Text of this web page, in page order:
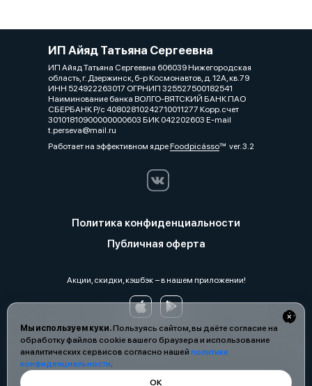
Мы используем куки.Пользуясь сайтом, вы даёте согласие на
обработку файлов cookie вашего браузера и использование
аналитических сервисов согласно нашей политике
конфиденциальности.
ОК
ИП Айяд Татьяна Сергеевна
ИП Айяд Татьяна Сергеевна 606039 Нижегородская
область, г. Дзержинск, б-р Космонавтов, д. 12А, кв.79
ИНН 524922263017 ОГРНИП 325527500182541
Наиминование банка ВОЛГО-ВЯТСКИЙ БАНК ПАО
СБЕРБАНК Р/с 40802810242710011277 Корр.счет
30101810900000000603 БИК 042202603 E-mail
t.perseva@mail.ru
Работает на эффективном ядреFoodpicássover. 3.2
Политика конфиденциальности
Публичная оферта
Акции, скидки, кэшбэк − в нашем приложении!